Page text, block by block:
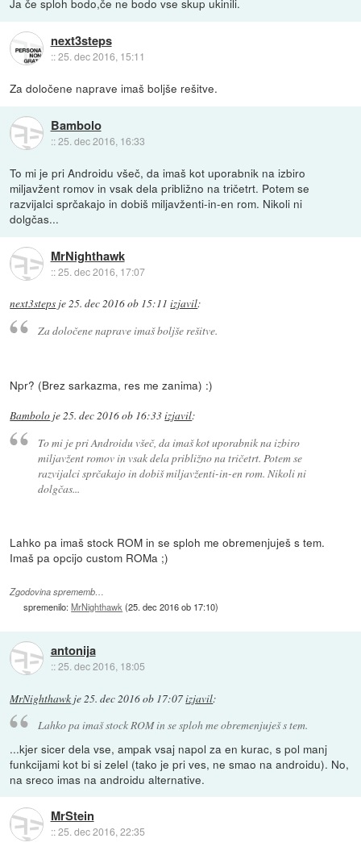
Ja če sploh bodo,če ne bodo vse skup ukinili.
next3steps
::25. dec 2016, 15:11
Za določene naprave imaš boljše rešitve.
Bambolo
::25. dec 2016, 16:33
To mi je pri Androidu všeč, da imaš kot uporabnik na izbiro
miljavžent romov in vsak dela približno na tričetrt. Potem se
razvijalci sprčakajo in dobiš miljavženti-in-en rom. Nikoli ni
dolgčas...
MrNighthawk
::25. dec 2016, 17:07
next3steps je25. dec 2016 ob 15:11 izjavil:
Za določene naprave imaš boljše rešitve.
Npr? (Brez sarkazma, res me zanima) :)
Bambolo je25. dec 2016 ob 16:33izjavil:
To mi je pri Androidu všeč, da imaš kot uporabnik na izbiro
miljavžent romov in vsak dela približno na tričetrt. Potem se
razvijalci sprčakajo in dobiš miljavženti-in-en rom. Nikoli ni
dolgčas...
Lahko pa imaš stock ROM in se sploh me obremenjuješ s tem.
Imaš pa opcijo custom ROMa ;)
Zgodovina sprememb…
spremenilo:MrNighthawk (25. dec 2016 ob 17:10)
antonija
::25. dec 2016, 18:05
MrNighthawk je 25. dec 2016 ob 17:07izjavil:
Lahko pa imaš stock ROM in se sploh me obremenjuješ s tem.
...kjer sicer dela vse, ampak vsaj napol za en kurac, s pol manj
funkcijami kot bi si zelel (tako je pri ves, ne smao na androidu). No,
na sreco imas na androidu alternative.
MrStein
::25. dec 2016, 22:35